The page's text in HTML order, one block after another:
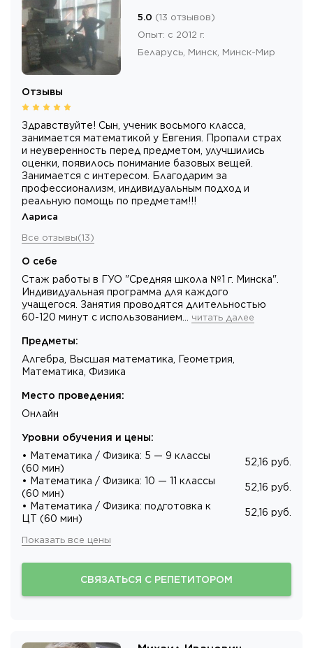
5.0 (13 отзывов)
Опыт: с 2012 г.
Беларусь, Минск, Минск-Мир
Отзывы
Здравствуйте! Сын, ученик восьмого класса,
занимается математикой у Евгения. Пропали страх
и неуверенность перед предметом, улучшились
оценки, появилось понимание базовых вещей.
Занимается с интересом. Благодарим за
профессионализм, индивидуальным подход и
реальную помощь по предметам!!!
Лариса
Все отзывы(13)
О себе
Стаж работы в ГУО "Средняя школа №1 г. Минска".
Индивидуальная программа для каждого
учащегося. Занятия проводятся длительностью
60-120 минут с использованием… читать далее
Предметы:
Алгебра, Высшая математика, Геометрия,
Математика, Физика
Место проведения:
Онлайн
Уровни обучения и цены:
• Математика / Физика: 5 — 9 классы
(60 мин)
52,16 руб.
• Математика / Физика: 10 — 11 классы
(60 мин)
52,16 руб.
• Математика / Физика: подготовка к
ЦТ (60 мин)
52,16 руб.
Показать все цены
СВЯЗАТЬСЯ С РЕПЕТИТОРОМ